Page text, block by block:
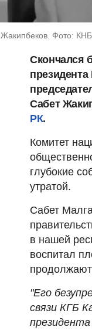
Фото:
Скончался
Сабет
РК.
Комитет
глубокие
утратой.
Сабет
в нашей
воспитал
"Его
связи КГБ